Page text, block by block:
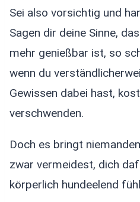
Sei also vorsichtig und
Sagen dir deine Sinne,
mehr genießbar ist, so
wenn du
Gewissen dabei hast,
verschwenden.
Doch es bringt
zwar vermeidest, dich
körperlich hundeelend